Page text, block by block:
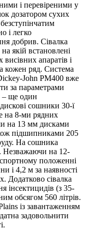
і перевіреними у
дозатором сухих
і легко
добрив. Сівалка
якій встановлені
апаратів і
кожен ряд. Система
John PM400 вже
за параметрами
– ще один
сошники 30-ї
на 8-ми рядних
на 13 мм дисками
підшипниками 205
На сошника
Незважаючи на 12-
положенні
і 4,2 м за наявності
Додатково сівалка
інсектицидів (з 35-
обсягом 560 літрів.
із завантаженням
задовольнити